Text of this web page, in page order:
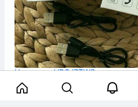
Наушники HBQ I7TWS
Беспроводные наушники HBQ I7TWS